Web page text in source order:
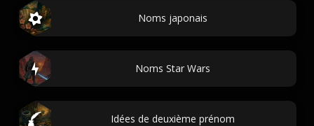
Noms japonais
Noms Star Wars
Idées de deuxième prénom